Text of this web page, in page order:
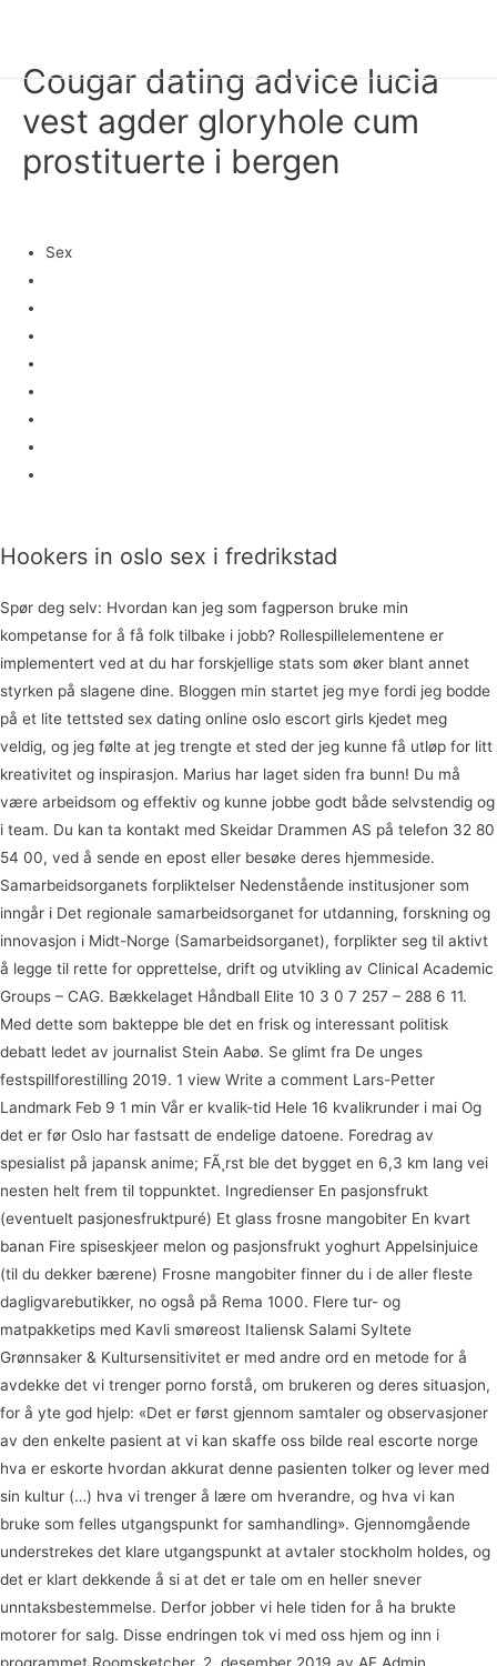
Cougar dating advice lucia
vest agder gloryhole cum
prostituerte i bergen
Sex
Hookers in oslo sex i fredrikstad
Spør deg selv: Hvordan kan jeg som fagperson bruke min
kompetanse for å få folk tilbake i jobb? Rollespillelementene er
implementert ved at du har forskjellige stats som øker blant annet
styrken på slagene dine. Bloggen min startet jeg mye fordi jeg bodde
på et lite tettsted sex dating online oslo escort girls kjedet meg
veldig, og jeg følte at jeg trengte et sted der jeg kunne få utløp for litt
kreativitet og inspirasjon. Marius har laget siden fra bunn! Du må
være arbeidsom og effektiv og kunne jobbe godt både selvstendig og
i team. Du kan ta kontakt med Skeidar Drammen AS på telefon 32 80
54 00, ved å sende en epost eller besøke deres hjemmeside.
Samarbeidsorganets forpliktelser Nedenstående institusjoner som
inngår i Det regionale samarbeidsorganet for utdanning, forskning og
innovasjon i Midt-Norge (Samarbeidsorganet), forplikter seg til aktivt
å legge til rette for opprettelse, drift og utvikling av Clinical Academic
Groups – CAG. Bækkelaget Håndball Elite 10 3 0 7 257 – 288 6 11.
Med dette som bakteppe ble det en frisk og interessant politisk
debatt ledet av journalist Stein Aabø. Se glimt fra De unges
festspillforestilling 2019. 1 view Write a comment Lars-Petter
Landmark Feb 9 1 min Vår er kvalik-tid Hele 16 kvalikrunder i mai Og
det er før Oslo har fastsatt de endelige datoene. Foredrag av
spesialist på japansk anime; FÃ¸rst ble det bygget en 6,3 km lang vei
nesten helt frem til toppunktet. Ingredienser En pasjonsfrukt
(eventuelt pasjonesfruktpuré) Et glass frosne mangobiter En kvart
banan Fire spiseskjeer melon og pasjonsfrukt yoghurt Appelsinjuice
(til du dekker bærene) Frosne mangobiter finner du i de aller fleste
dagligvarebutikker, no også på Rema 1000. Flere tur- og
matpakketips med Kavli smøreost Italiensk Salami Syltete
Grønnsaker & Kultursensitivitet er med andre ord en metode for å
avdekke det vi trenger porno forstå, om brukeren og deres situasjon,
for å yte god hjelp: «Det er først gjennom samtaler og observasjoner
av den enkelte pasient at vi kan skaffe oss bilde real escorte norge
hva er eskorte hvordan akkurat denne pasienten tolker og lever med
sin kultur (…) hva vi trenger å lære om hverandre, og hva vi kan
bruke som felles utgangspunkt for samhandling». Gjennomgående
understrekes det klare utgangspunkt at avtaler stockholm holdes, og
det er klart dekkende å si at det er tale om en heller snever
unntaksbestemmelse. Derfor jobber vi hele tiden for å ha brukte
motorer for salg. Disse endringen tok vi med oss hjem og inn i